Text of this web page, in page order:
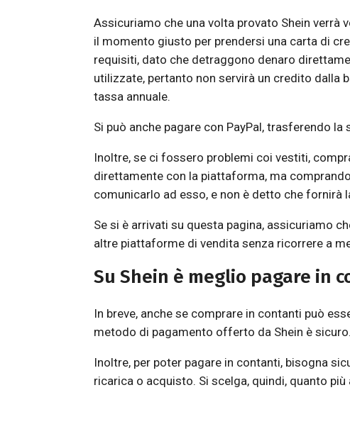
Assicuriamo che una volta provato Shein verrà
il momento giusto per prendersi una carta di
requisiti, dato che detraggono denaro
utilizzate, pertanto non servirà un credito dalla
tassa annuale.
Si può anche pagare con PayPal, trasferendo
Inoltre, se ci fossero problemi coi vestiti,
direttamente con la piattaforma, ma
comunicarlo ad esso, e non è detto che fornirà
Se si è arrivati su questa pagina, assicuriamo
altre piattaforme di vendita senza ricorrere a
Su Shein è meglio pagare in
In breve, anche se comprare in contanti può
metodo di pagamento offerto da Shein è sicuro.
Inoltre, per poter pagare in contanti, bisogna
ricarica o acquisto. Si scelga, quindi, quanto